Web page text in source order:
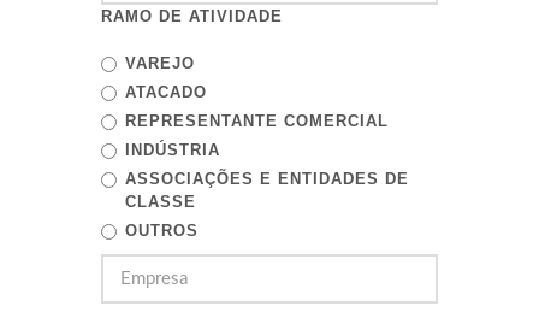
RAMO DE ATIVIDADE
VAREJO
ATACADO
REPRESENTANTE COMERCIAL
INDÚSTRIA
ASSOCIAÇÕES E ENTIDADES DE
CLASSE
OUTROS